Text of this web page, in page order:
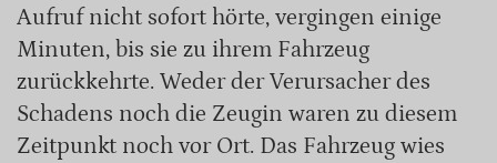
Aufruf nicht sofort hörte, vergingen einige
Minuten, bis sie zu ihrem Fahrzeug
zurückkehrte. Weder der Verursacher des
Schadens noch die Zeugin waren zu diesem
Zeitpunkt noch vor Ort. Das Fahrzeug wies